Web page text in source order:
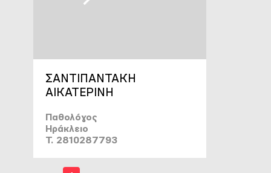
ΣΑΝΤΙΠΑΝΤΑΚΗ
ΑΙΚΑΤΕΡΙΝΗ
Παθολόγος
Ηράκλειο
T. 2810287793